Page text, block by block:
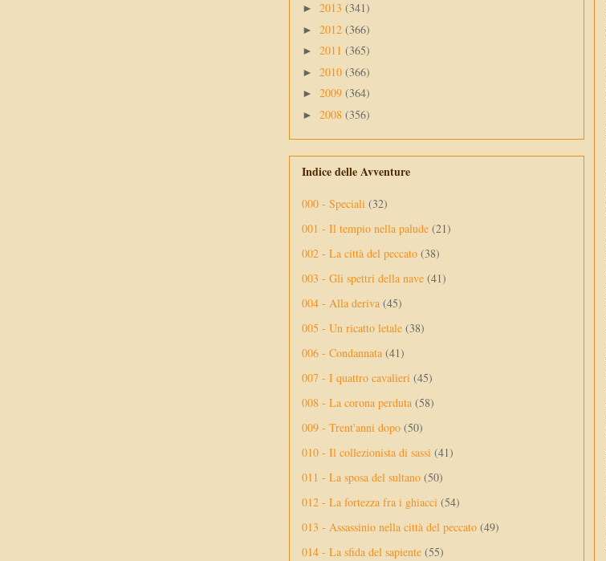
► 2013 (341)
► 2012 (366)
► 2011 (365)
► 2010 (366)
► 2009 (364)
► 2008 (356)
Indice delle Avventure
000 - Speciali (32)
001 - Il tempio nella palude (21)
002 - La città del peccato (38)
003 - Gli spettri della nave (41)
004 - Alla deriva (45)
005 - Un ricatto letale (38)
006 - Condannata (41)
007 - I quattro cavalieri (45)
008 - La corona perduta (58)
009 - Trent'anni dopo (50)
010 - Il collezionista di sassi (41)
011 - La sposa del sultano (50)
012 - La fortezza fra i ghiacci (54)
013 - Assassinio nella città del peccato (49)
014 - La sfida del sapiente (55)